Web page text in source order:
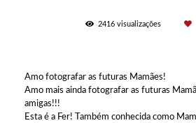
2416visualizações
Amo fotografar as futuras Mamães!
Amo mais ainda fotografar as futuras
amigas!!!
Esta é a Fer! Também conhecida como